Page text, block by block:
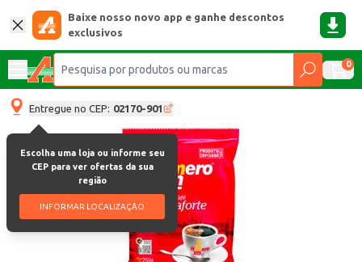
Baixe nosso novo app e ganhe descontos
exclusivos
0
Entregue no CEP: 02170-901
Escolha uma loja ou informe seu
CEP para ver ofertas da sua
região
INFORMAR LOCALIZAÇÃO